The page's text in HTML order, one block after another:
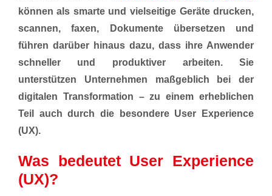
können als smarte und vielseitige Geräte drucken,
scannen, faxen, Dokumente übersetzen und
führen darüber hinaus dazu, dass ihre Anwender
schneller und produktiver arbeiten. Sie
unterstützen Unternehmen maßgeblich bei der
digitalen Transformation – zu einem erheblichen
Teil auch durch die besondere User Experience
(UX).
Was bedeutet User Experience
(UX)?